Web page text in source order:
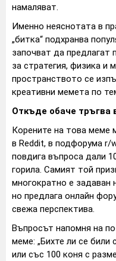
намаляват.
Именно неяснотата в
„битка“ подхранва
започват да предлагат
за стратегия, физика и
пространството се
креативни мемета по
Откъде обаче тръгва
Корените на това меме
в Reddit, в подфорума r/
повдига въпроса дали
горила. Самият той
многократно е задаван
но предлага онлайн
свежа перспектива.
Въпросът напомня на
меме: „Бихте ли се били
или със 100 коня с